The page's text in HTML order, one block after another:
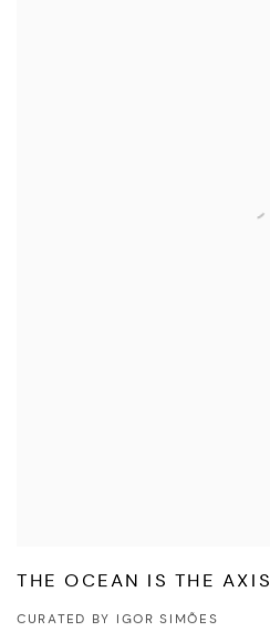
THE OCEAN IS THE AXIS
CURATED BY IGOR SIMÕES